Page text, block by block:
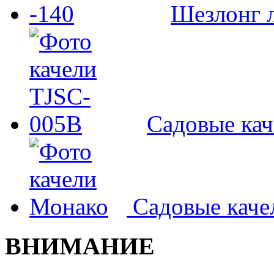
Шезлонг
Садовые
Садовые
ВНИМАНИЕ